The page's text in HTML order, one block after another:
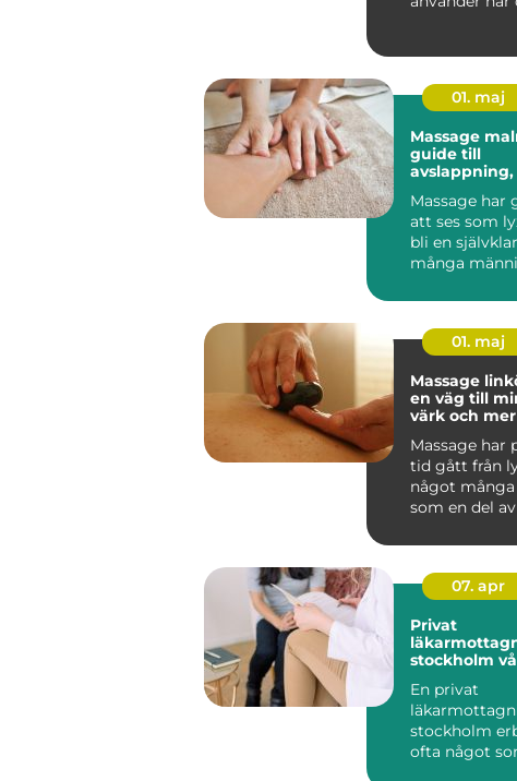
01. maj
Massage
guide till
avslappning,
Massage har
att ses som
bli en
många
01. maj
Massage
en väg till
värk och
Massage har
tid gått från
något många
som en del
trän...
07. apr
Privat
stockholm vård på
En privat
stockholm
ofta något